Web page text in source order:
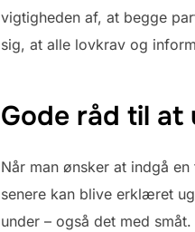
vigtigheden af, at begge
sig, at alle lovkrav og
Gode råd til
Når man ønsker at indgå
senere kan blive erklæret
under – også det med småt.